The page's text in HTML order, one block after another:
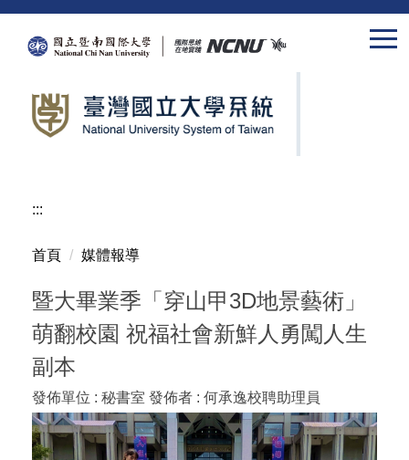
跳
:::
首頁 媒體報導
暨大畢業季「穿山甲3D地景藝術」
萌翻校園 祝福社會新鮮人勇闖人生
副本
發佈單位 : 秘書室 發佈者 : 何承逸校聘助理員